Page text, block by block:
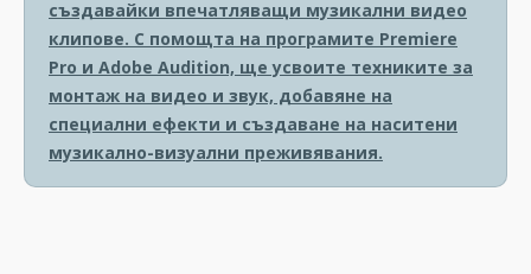
създавайки впечатляващи музикални видео
клипове. С помощта на програмите Premiere
Pro и Adobe Audition, ще усвоите техниките за
монтаж на видео и звук, добавяне на
специални ефекти и създаване на наситени
музикално-визуални преживявания.